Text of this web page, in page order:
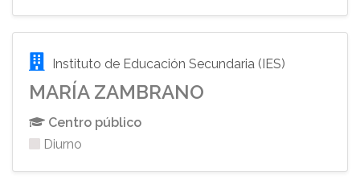
Instituto de Educación Secundaria (IES)
MARÍA ZAMBRANO
Centro público
Diurno